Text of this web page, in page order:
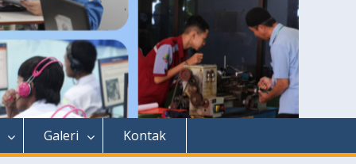
Galeri Kontak